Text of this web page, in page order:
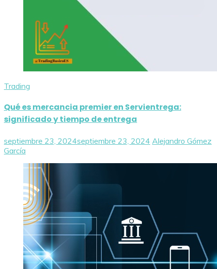
Trading
Qué es mercancia premier en Servientrega:
significado y tiempo de entrega
septiembre 23, 2024septiembre 23, 2024 Alejandro Gómez
García